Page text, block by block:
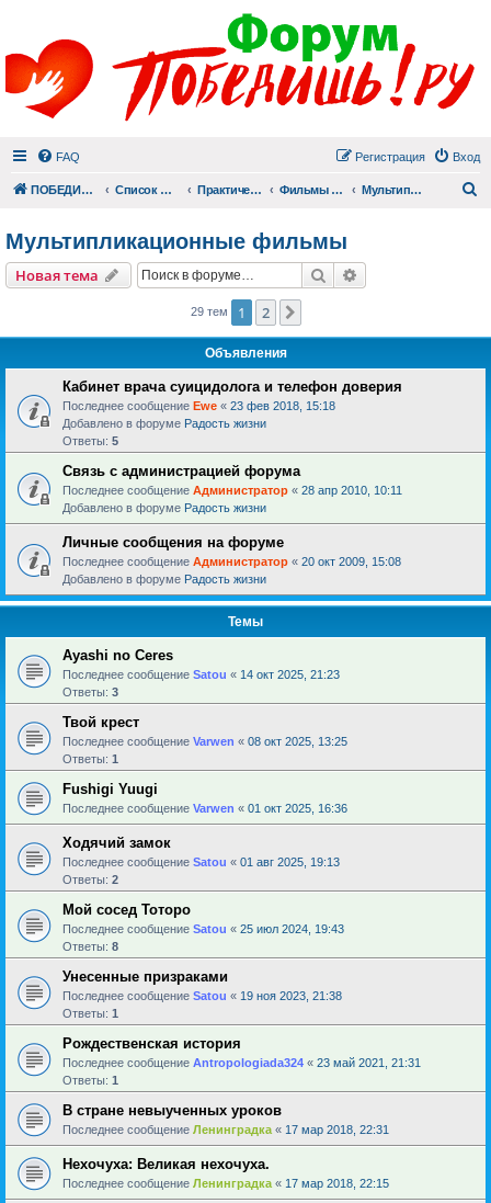
FAQ Вход
Регистрация
ПОБЕДИШЬ.РУ Список форумов Практический раздел Фильмы для души Мультипликационные фильмы
Мультипликационные фильмы
Новая тема Поиск
29 тем 1 2
Объявления
Кабинет врача суицидолога и телефон доверия
Последнее сообщение Ewe « 23 фев 2018, 15:18
Добавлено в форуме Радость жизни
Ответы: 5
Связь с администрацией форума
Последнее сообщение Администратор « 28 апр 2010, 10:11
Добавлено в форуме Радость жизни
Личные сообщения на форуме
Последнее сообщение Администратор « 20 окт 2009, 15:08
Добавлено в форуме Радость жизни
Темы
Ayashi no Ceres
Последнее сообщение Satou « 14 окт 2025, 21:23
Ответы: 3
Твой крест
Последнее сообщение Varwen « 08 окт 2025, 13:25
Ответы: 1
Fushigi Yuugi
Последнее сообщение Varwen « 01 окт 2025, 16:36
Ходячий замок
Последнее сообщение Satou « 01 авг 2025, 19:13
Ответы: 2
Мой сосед Тоторо
Последнее сообщение Satou « 25 июл 2024, 19:43
Ответы: 8
Унесенные призраками
Последнее сообщение Satou « 19 ноя 2023, 21:38
Ответы: 1
Рождественская история
Последнее сообщение Antropologiada324 « 23 май 2021, 21:31
Ответы: 1
В стране невыученных уроков
Последнее сообщение Ленинградка « 17 мар 2018, 22:31
Нехочуха: Великая нехочуха.
Последнее сообщение Ленинградка « 17 мар 2018, 22:15